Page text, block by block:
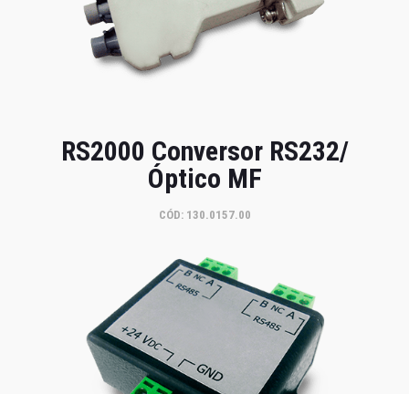
RS2000 Conversor RS232/
Óptico MF
CÓD: 130.0157.00